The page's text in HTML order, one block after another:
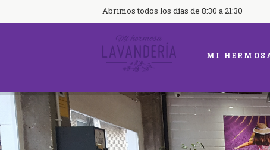
Abrimos todos los días de 8:30 a 21:30
MI